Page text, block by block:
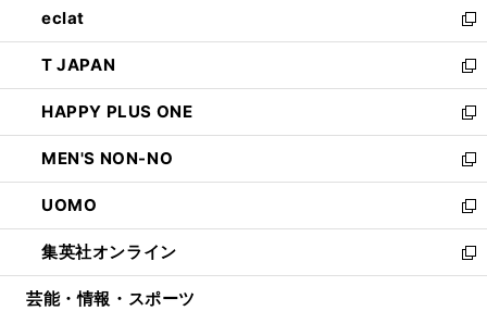
く
で
開
く
ド
ウ
で
開
く
ィ
ン
ド
ウ
で
開
く
い
ウ
ィ
ン
ド
ウ
で
開
く
eclat
新
し
い
ウ
ィ
ン
ド
ウ
で
開
く
T JAPAN
新
し
い
ウ
ィ
ン
ド
ウ
で
開
HAPPY PLUS ONE
新
し
い
ウ
ィ
ン
ド
ウ
MEN'S NON-NO
新
し
い
ウ
ィ
ン
UOMO
新
し
い
ウ
集英社オンライン
新
し
芸能・情報・スポーツ